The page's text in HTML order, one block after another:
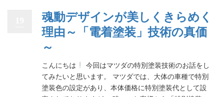
魂動デザインが美しくきらめく
理由～「電着塗装」技術の真価
～
こんにちは
今回はマツダの特別塗装技術のお話をし
てみたいと思います。 マツダでは、大体の車種で特別
塗装色の設定があり、本体価格に特別塗装代として設